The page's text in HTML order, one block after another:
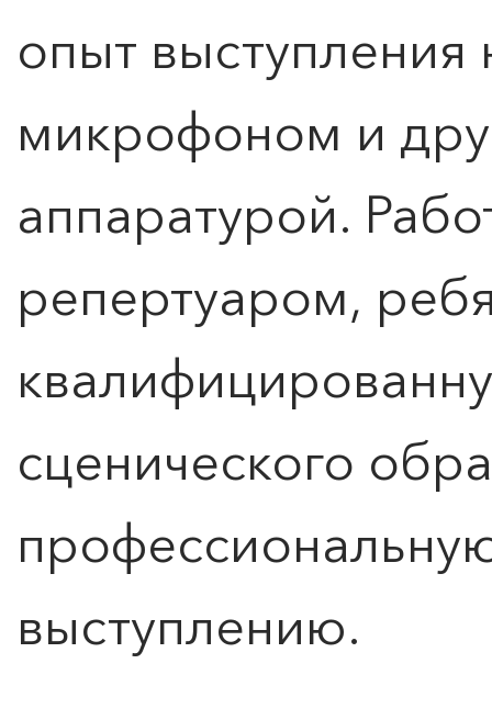
опыт выступления
микрофоном и
аппаратурой.
репертуаром,
сценического
выступлению.